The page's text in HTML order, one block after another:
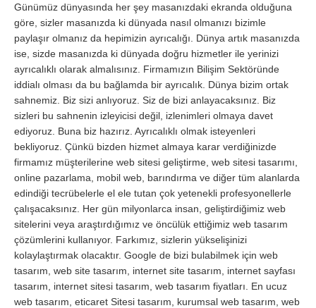
Günümüz dünyasında her şey masanızdaki ekranda olduğuna
göre, sizler masanızda ki dünyada nasıl olmanızı bizimle
paylaşır olmanız da hepimizin ayrıcalığı. Dünya artık masanızda
ise, sizde masanızda ki dünyada doğru hizmetler ile yerinizi
ayrıcalıklı olarak almalısınız. Firmamızın Bilişim Sektöründe
iddialı olması da bu bağlamda bir ayrıcalık. Dünya bizim ortak
sahnemiz. Biz sizi anlıyoruz. Siz de bizi anlayacaksınız. Biz
sizleri bu sahnenin izleyicisi değil, izlenimleri olmaya davet
ediyoruz. Buna biz hazırız. Ayrıcalıklı olmak isteyenleri
bekliyoruz. Çünkü bizden hizmet almaya karar verdiğinizde
firmamız müşterilerine web sitesi geliştirme, web sitesi tasarımı,
online pazarlama, mobil web, barındırma ve diğer tüm alanlarda
edindiği tecrübelerle el ele tutan çok yetenekli profesyonellerle
çalışacaksınız. Her gün milyonlarca insan, geliştirdiğimiz web
sitelerini veya araştırdığımız ve öncülük ettiğimiz web tasarım
çözümlerini kullanıyor. Farkımız, sizlerin yükselişinizi
kolaylaştırmak olacaktır. Google de bizi bulabilmek için web
tasarım, web site tasarım, internet site tasarım, internet sayfası
tasarım, internet sitesi tasarım, web tasarım fiyatları. En ucuz
web tasarım, eticaret Sitesi tasarım, kurumsal web tasarım, web